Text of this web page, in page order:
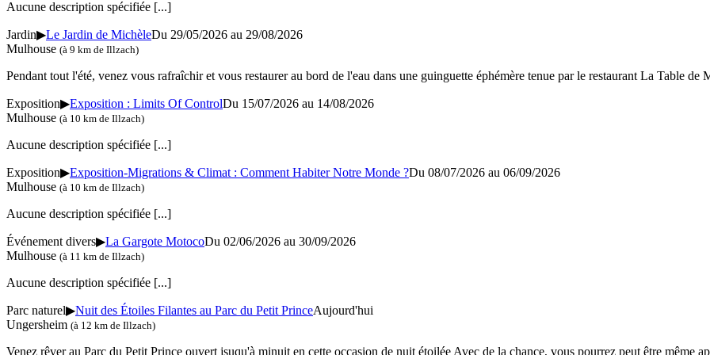
Aucune description spécifiée [...]
Jardin▶Le Jardin de MichèleDu 29/05/2026 au 29/08/2026
Mulhouse (à 9 km de Illzach)
Pendant tout l'été, venez vous rafraîchir et vous restaurer au bord de l'eau dans une guinguette éphémère tenue par le restaurant La Table de
Exposition▶Exposition : Limits Of ControlDu 15/07/2026 au 14/08/2026
Mulhouse (à 10 km de Illzach)
Aucune description spécifiée [...]
Exposition▶Exposition-Migrations & Climat : Comment Habiter Notre Monde ?Du 08/07/2026 au 06/09/2026
Mulhouse (à 10 km de Illzach)
Aucune description spécifiée [...]
Événement divers▶La Gargote MotocoDu 02/06/2026 au 30/09/2026
Mulhouse (à 11 km de Illzach)
Aucune description spécifiée [...]
Parc naturel▶Nuit des Étoiles Filantes au Parc du Petit PrinceAujourd'hui
Ungersheim (à 12 km de Illzach)
Venez rêver au Parc du Petit Prince ouvert jsuqu'à minuit en cette occasion de nuit étoilée Avec de la chance, vous pourrez peut être même